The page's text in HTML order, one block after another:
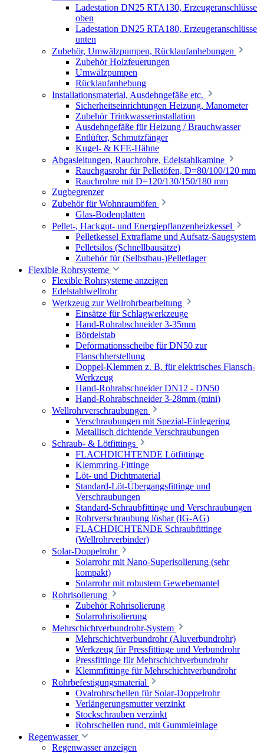
Ladestation DN25 RTA130, Erzeugeranschlüsse
oben
Ladestation DN25 RTA180, Erzeugeranschlüsse
unten
Zubehör, Umwälzpumpen, Rücklaufanhebungen
Zubehör Holzfeuerungen
Umwälzpumpen
Rücklaufanhebung
Installationsmaterial, Ausdehngefäße etc.
Sicherheitseinrichtungen Heizung, Manometer
Zubehör Trinkwasserinstallation
Ausdehngefäße für Heizung / Brauchwasser
Entlüfter, Schmutzfänger
Kugel- & KFE-Hähne
Abgasleitungen, Rauchrohre, Edelstahlkamine
Rauchgasrohr für Pelletöfen, D=80/100/120 mm
Rauchrohre mit D=120/130/150/180 mm
Zugbegrenzer
Zubehör für Wohnraumöfen
Glas-Bodenplatten
Pellet-, Hackgut- und Energiepflanzenheizkessel
Pelletkessel Extraflame und Aufsatz-Saugsystem
Pelletsilos (Schnellbausätze)
Zubehör für (Selbstbau-)Pelletlager
Flexible Rohrsysteme
Flexible Rohrsysteme anzeigen
Edelstahlwellrohr
Werkzeug zur Wellrohrbearbeitung
Einsätze für Schlagwerkzeuge
Hand-Rohrabschneider 3-35mm
Bördelstab
Deformationsscheibe für DN50 zur
Flanschherstellung
Doppel-Klemmen z. B. für elektrisches Flansch-
Werkzeug
Hand-Rohrabschneider DN12 - DN50
Hand-Rohrabschneider 3-28mm (mini)
Wellrohrverschraubungen
Verschraubungen mit Spezial-Einlegering
Metallisch dichtende Verschraubungen
Schraub- & Lötfittings
FLACHDICHTENDE Lötfittinge
Klemmring-Fittinge
Löt- und Dichtmaterial
Standard-Löt-Übergangsfittinge und
Verschraubungen
Standard-Schraubfittinge und Verschraubungen
Rohrverschraubung lösbar (IG-AG)
FLACHDICHTENDE Schraubfittinge
(Wellrohrverbinder)
Solar-Doppelrohr
Solarrohr mit Nano-Superisolierung (sehr
kompakt)
Solarrohr mit robustem Gewebemantel
Rohrisolierung
Zubehör Rohrisolierung
Solarrohrisolierung
Mehrschichtverbundrohr-System
Mehrschichtverbundrohr (Aluverbundrohr)
Werkzeug für Pressfittinge und Verbundrohr
Pressfittinge für Mehrschichtverbundrohr
Klemmfittinge für Mehrschichtverbundrohr
Rohrbefestigungsmaterial
Ovalrohrschellen für Solar-Doppelrohr
Verlängerungsmutter verzinkt
Stockschrauben verzinkt
Rohrschellen rund, mit Gummieinlage
Regenwasser
Regenwasser anzeigen